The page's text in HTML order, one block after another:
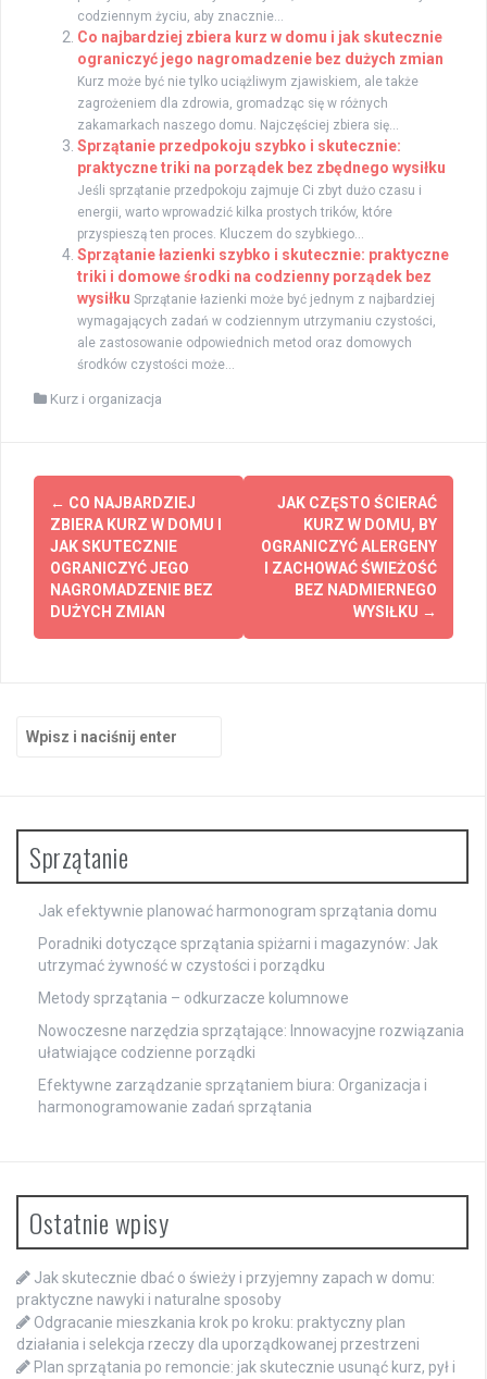
codziennym życiu, aby znacznie...
Co najbardziej zbiera kurz w domu i jak skutecznie
ograniczyć jego nagromadzenie bez dużych zmian
Kurz może być nie tylko uciążliwym zjawiskiem, ale także
zagrożeniem dla zdrowia, gromadząc się w różnych
zakamarkach naszego domu. Najczęściej zbiera się...
Sprzątanie przedpokoju szybko i skutecznie:
praktyczne triki na porządek bez zbędnego wysiłku
Jeśli sprzątanie przedpokoju zajmuje Ci zbyt dużo czasu i
energii, warto wprowadzić kilka prostych trików, które
przyspieszą ten proces. Kluczem do szybkiego...
Sprzątanie łazienki szybko i skutecznie: praktyczne
triki i domowe środki na codzienny porządek bez
wysiłku Sprzątanie łazienki może być jednym z najbardziej
wymagających zadań w codziennym utrzymaniu czystości,
ale zastosowanie odpowiednich metod oraz domowych
środków czystości może...
Kurz i organizacja
Zobacz
wpisy
← CO NAJBARDZIEJ
ZBIERA KURZ W DOMU I
JAK SKUTECZNIE
OGRANICZYĆ JEGO
NAGROMADZENIE BEZ
DUŻYCH ZMIAN
JAK CZĘSTO ŚCIERAĆ
KURZ W DOMU, BY
OGRANICZYĆ ALERGENY
I ZACHOWAĆ ŚWIEŻOŚĆ
BEZ NADMIERNEGO
WYSIŁKU →
Szukaj:
Sprzątanie
Jak efektywnie planować harmonogram sprzątania domu
Poradniki dotyczące sprzątania spiżarni i magazynów: Jak
utrzymać żywność w czystości i porządku
Metody sprzątania – odkurzacze kolumnowe
Nowoczesne narzędzia sprzątające: Innowacyjne rozwiązania
ułatwiające codzienne porządki
Efektywne zarządzanie sprzątaniem biura: Organizacja i
harmonogramowanie zadań sprzątania
Ostatnie wpisy
Jak skutecznie dbać o świeży i przyjemny zapach w domu:
praktyczne nawyki i naturalne sposoby
Odgracanie mieszkania krok po kroku: praktyczny plan
działania i selekcja rzeczy dla uporządkowanej przestrzeni
Plan sprzątania po remoncie: jak skutecznie usunąć kurz, pył i